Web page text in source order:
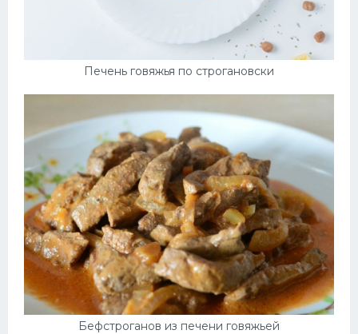
Печень говяжья по строгановски
Бефстроганов из печени говяжьей